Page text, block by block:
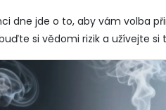
dne jde o to, aby vám volba
si vědomi rizik a užívejte si